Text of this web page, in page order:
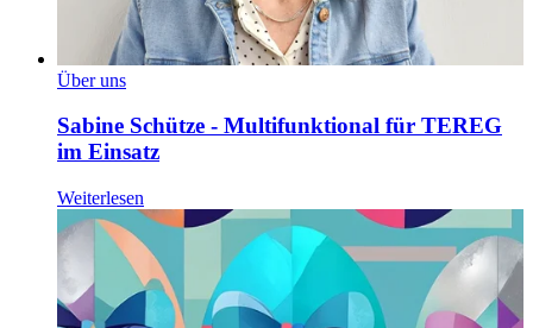
Über uns
Sabine Schütze - Multifunktional für TEREG
im Einsatz
Weiterlesen